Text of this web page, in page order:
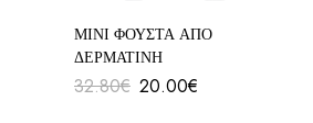
ΜΙΝΙ ΦΟΥΣΤΑ ΑΠΟ
ΔΕΡΜΑΤΙΝΗ
32.80€ 20.00€